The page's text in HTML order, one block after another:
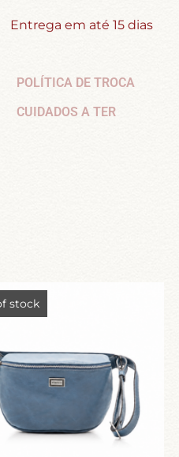
Entrega em até 15 dias
POLÍTICA DE TROCA
CUIDADOS A TER
stock